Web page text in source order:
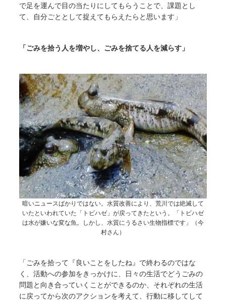
で足を運んで目の当たりにしてもらうことで、課題とし
て、自分ごととして捉えてもらえたらと思います」
「ごみを拾う人を増やし、ごみを捨てる人を減らす」
暗いニュースばかりではない。水質改善により、荒川では絶滅して
いたといわれていた「トビハゼ」が戻ってきたという。「トビハゼ
は水が嫌いな変な魚。しかし、水質にうるさい生物指標です」（今
村さん）
「ごみを拾って『良いことをしたね』で終わるのではな
く、活動への参加をきっかけに、日々の生活でどうごみの
問題と向き合っていくことができるのか、それぞれの生活
に戻ってから次のアクションを考えて、行動に移してして